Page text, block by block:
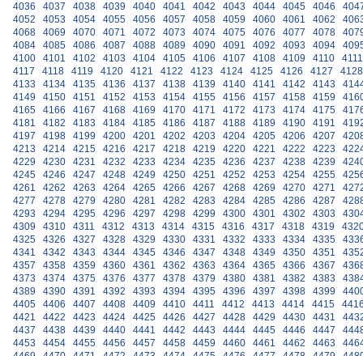
4036
4037 4038 4039 4040 4041 4042 4043 4044 4045 4046
4052
4053 4054 4055 4056 4057 4058 4059 4060 4061 4062
4068
4069 4070 4071 4072 4073 4074 4075 4076 4077 4078
4084
4085 4086 4087 4088 4089 4090 4091 4092 4093 4094
4100
4101 4102 4103 4104 4105 4106 4107 4108 4109 4110
4111
4117
4118 4119 4120 4121 4122 4123 4124 4125 4126 4127
4128
4133
4134 4135 4136 4137 4138 4139 4140 4141 4142 4143
4149
4150 4151 4152 4153 4154 4155 4156 4157 4158 4159
4165
4166 4167 4168 4169 4170 4171 4172 4173 4174 4175
4181
4182 4183 4184 4185 4186 4187 4188 4189 4190 4191
4197
4198 4199 4200 4201 4202 4203 4204 4205 4206 4207
4213
4214 4215 4216 4217 4218 4219 4220 4221 4222 4223
4229
4230 4231 4232 4233 4234 4235 4236 4237 4238 4239
4245
4246 4247 4248 4249 4250 4251 4252 4253 4254 4255
4261
4262 4263 4264 4265 4266 4267 4268 4269 4270 4271
4277
4278 4279 4280 4281 4282 4283 4284 4285 4286 4287
4293
4294 4295 4296 4297 4298 4299 4300 4301 4302 4303
4309
4310 4311 4312 4313 4314 4315 4316 4317 4318 4319
4325
4326 4327 4328 4329 4330 4331 4332 4333 4334 4335
4341
4342 4343 4344 4345 4346 4347 4348 4349 4350 4351
4357
4358 4359 4360 4361 4362 4363 4364 4365 4366 4367
4373
4374 4375 4376 4377 4378 4379 4380 4381 4382 4383
4389
4390 4391 4392 4393 4394 4395 4396 4397 4398 4399
4405
4406 4407 4408 4409 4410 4411 4412 4413 4414 4415
4421
4422 4423 4424 4425 4426 4427 4428 4429 4430 4431
4437
4438 4439 4440 4441 4442 4443 4444 4445 4446 4447
4453
4454 4455 4456 4457 4458 4459 4460 4461 4462 4463